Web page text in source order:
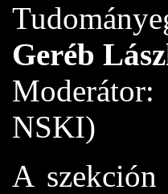
Geréb
NSKI)
A szekción